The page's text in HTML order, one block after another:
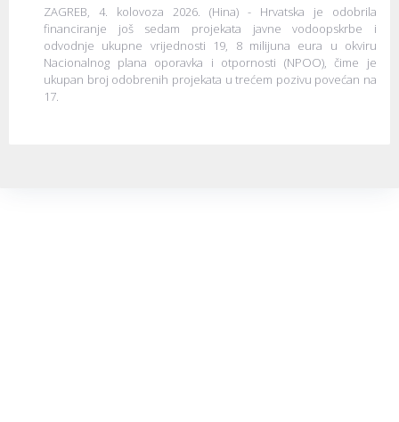
ZAGREB, 4. kolovoza 2026. (Hina) - Hrvatska je odobrila
financiranje još sedam projekata javne vodoopskrbe i
odvodnje ukupne vrijednosti 19, 8 milijuna eura u okviru
Nacionalnog plana oporavka i otpornosti (NPOO), čime je
ukupan broj odobrenih projekata u trećem pozivu povećan na
17.